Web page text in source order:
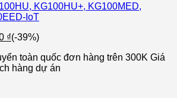
KG100HU+, KG100MED,
IoT
₫.
₫Giá
tại
là:
(-39%)
toàn quốc đơn hàng trên 300K Giá
hàng dự án